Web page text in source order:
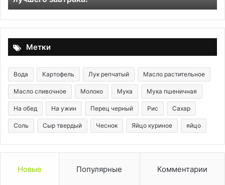
Метки
Вода Картофель Лук репчатый Масло растительное
Масло сливочное Молоко Мука Мука пшеничная
На обед На ужин Перец черный Рис Сахар
Соль Сыр твердый Чеснок Яйцо куриное яйцо
Новые Популярные Комментарии